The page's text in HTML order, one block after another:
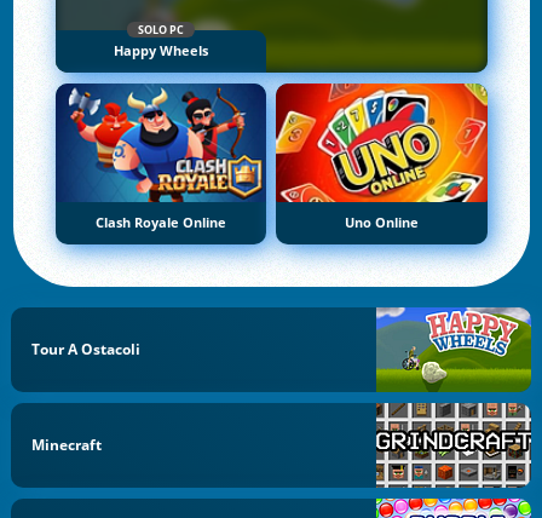
SOLO PC
Happy Wheels
Clash Royale Online Uno Online
Tour A Ostacoli
Minecraft